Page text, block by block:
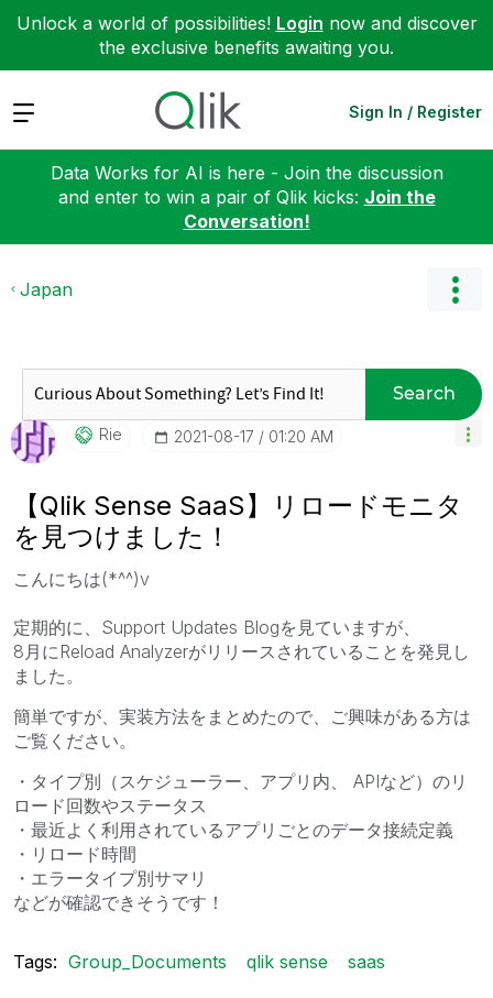
Unlock a world of possibilities! Login now and discover
the exclusive benefits awaiting you.
Expand Sign In / Register
Data Works for AI is here - Join the discussion
and enter to win a pair of Qlik kicks: Join the
Conversation!
Japan
Search
Rie ‎2021-08-17 01:20 AM
【Qlik Sense SaaS】リロードモニタ
を見つけました！
こんにちは(*^^)v
定期的に、Support Updates Blogを見ていますが、
8月にReload Analyzerがリリースされていることを発見し
ました。
簡単ですが、実装方法をまとめたので、ご興味がある方は
ご覧ください。
・タイプ別（スケジューラー、アプリ内、 APIなど）のリ
ロード回数やステータス
・最近よく利用されているアプリごとのデータ接続定義
・リロード時間
・エラータイプ別サマリ
などが確認できそうです！
Tags: Group_Documents qlik sense saas